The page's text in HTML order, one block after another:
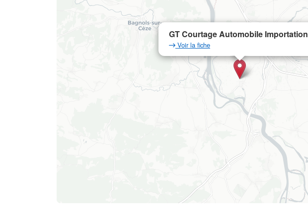
GT Courtage Automobile Importation
Voir la fiche